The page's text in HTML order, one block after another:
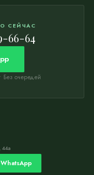
СЕЙЧАС
66-64
Без очередей
44а
WhatsApp